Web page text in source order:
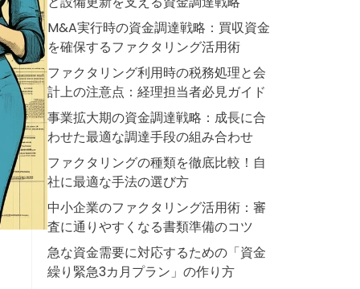
M&A実行時の資金調達戦略：買収資金
を確保するファクタリング活用術
ファクタリング利用時の税務処理と会
計上の注意点：経理担当者必見ガイド
事業拡大期の資金調達戦略：成長に合
わせた最適な調達手段の組み合わせ
ファクタリングの種類を徹底比較！自
社に最適な手法の選び方
中小企業のファクタリング活用術：審
査に通りやすくなる書類準備のコツ
急な資金需要に対応するための「資金
繰り緊急3カ月プラン」の作り方